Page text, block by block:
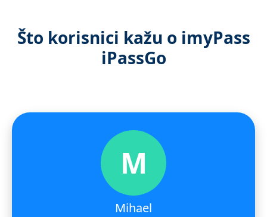
Što korisnici kažu o imyPass
iPassGo
M
Mihael